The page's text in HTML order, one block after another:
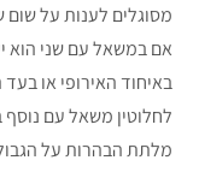
מסוגלים לענות על
אם במשאל עם שני הוא
באיחוד האירופי או
לחלוטין משאל עם
מלתת הבהרות על הגבול